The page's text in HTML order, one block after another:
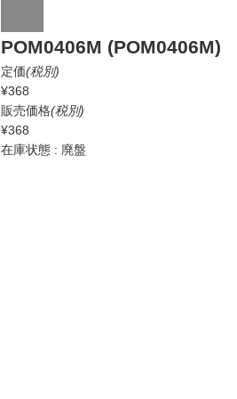
POM0406M (POM0406M)
定価(税別)
¥368
販売価格(税別)
¥368
在庫状態 : 廃盤